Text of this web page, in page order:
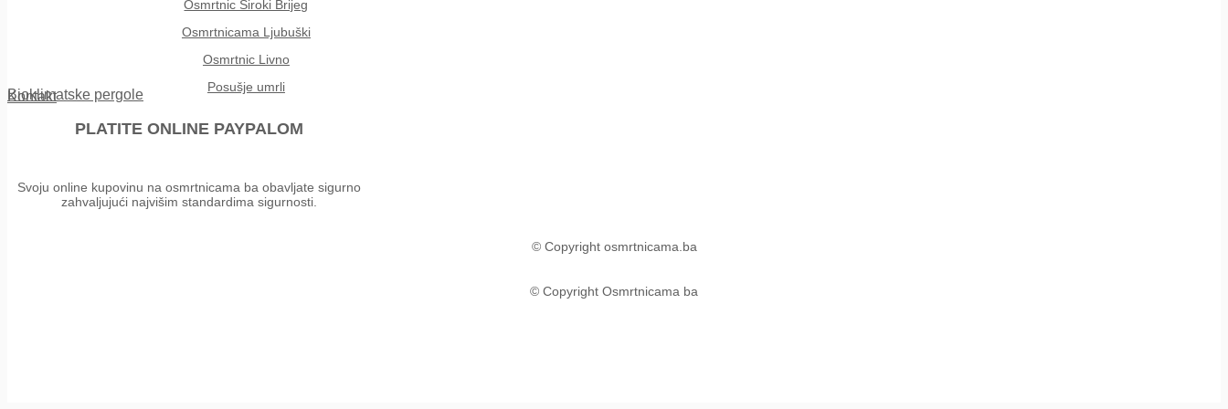
Osmrtnic Siroki Brijeg
Osmrtnicama Ljubuški
Osmrtnic Livno
Posušje umrli
Kontakt
Bioklimatske pergole
PLATITE ONLINE PAYPALOM
Svoju online kupovinu na osmrtnicama ba obavljate sigurno
zahvaljujući najvišim standardima sigurnosti.
© Copyright osmrtnicama.ba
© Copyright Osmrtnicama ba